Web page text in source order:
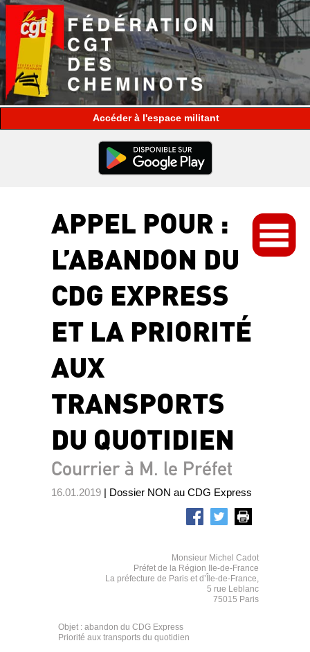
espace militant
APPEL POUR :
L’ABANDON DU
CDG EXPRESS
ET LA PRIORITÉ
AUX
TRANSPORTS
DU QUOTIDIEN
Courrier à M. le Préfet
16.01.2019 | Dossier NON au CDG Express
Monsieur Michel Cadot
Préfet de la Région Ile-de-France
La préfecture de Paris et d’Île-de-France,
5 rue Leblanc
75015 Paris
Objet : abandon du CDG Express
Priorité aux transports du quotidien